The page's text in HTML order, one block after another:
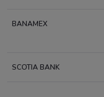
BANAMEX
SCOTIA BANK